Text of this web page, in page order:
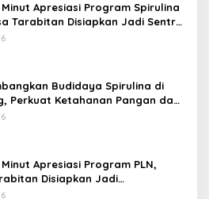
Minut Apresiasi Program Spirulina
Tarabitan Disiapkan Jadi Sentra
Energi Bersih
Budidaya Spirulina di
Perkuat Ketahanan Pangan dan
Masyarakat
Apresiasi Program PLN,
Disiapkan Jadi
Ekowisata Berdaya Saing